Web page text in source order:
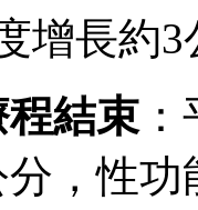
增長約
結束：
，性